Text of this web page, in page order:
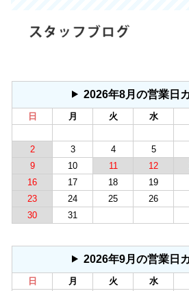
2026年8月の営業日
日 月 火 水
2
3 4 5
9
10 11 12
16
17 18 19
23
24 25 26
30
31
2026年9月の営業日
日 月 火 水